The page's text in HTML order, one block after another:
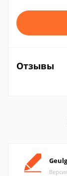
Отзывы